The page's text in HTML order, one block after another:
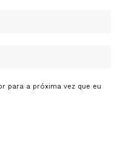
para a próxima vez que eu